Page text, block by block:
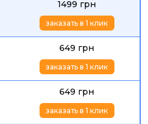
1499 грн
заказать в 1 клик
649 грн
заказать в 1 клик
649 грн
заказать в 1 клик